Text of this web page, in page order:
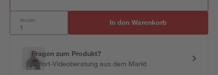
Anzahl: In den Warenkorb
Fragen zum Produkt?
Sofort-Videoberatung aus dem Markt